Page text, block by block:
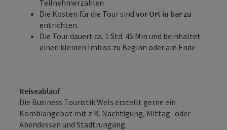
Teilnehmerzahlen
Die Kosten für die Tour sind vor Ort in bar zu
entrichten.
Die Tour dauert ca. 1 Std. 45 Min und beinhaltet
einen kleinen Imbiss zu Beginn oder am Ende
Reiseablauf
Die Business Touristik Wels erstellt gerne ein
Kombiangebot mit z.B. Nächtigung, Mittag- oder
Abendessen und Stadtrungang.